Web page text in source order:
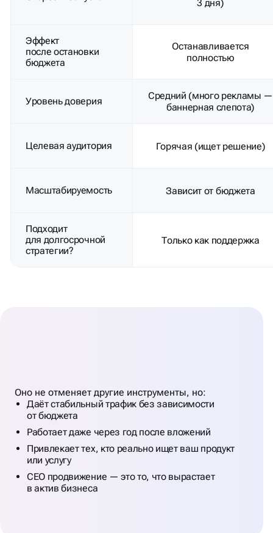
3 дня)
Эффект
после остановки
бюджета
Останавливается
полностью
Уровень доверия
Средний (много рекламы —
баннерная слепота)
Целевая аудитория Горячая (ищет решение)
Масштабируемость Зависит от бюджета
Подходит
для долгосрочной
стратегии?
Только как поддержка
ДЛЯ БИЗНЕСА
Оно не отменяет другие инструменты, но:
Даёт стабильный трафик без зависимости
от бюджета
Работает даже через год после вложений
Привлекает тех, кто реально ищет ваш продукт
или услугу
СЕО продвижение — это то, что вырастает
в актив бизнеса